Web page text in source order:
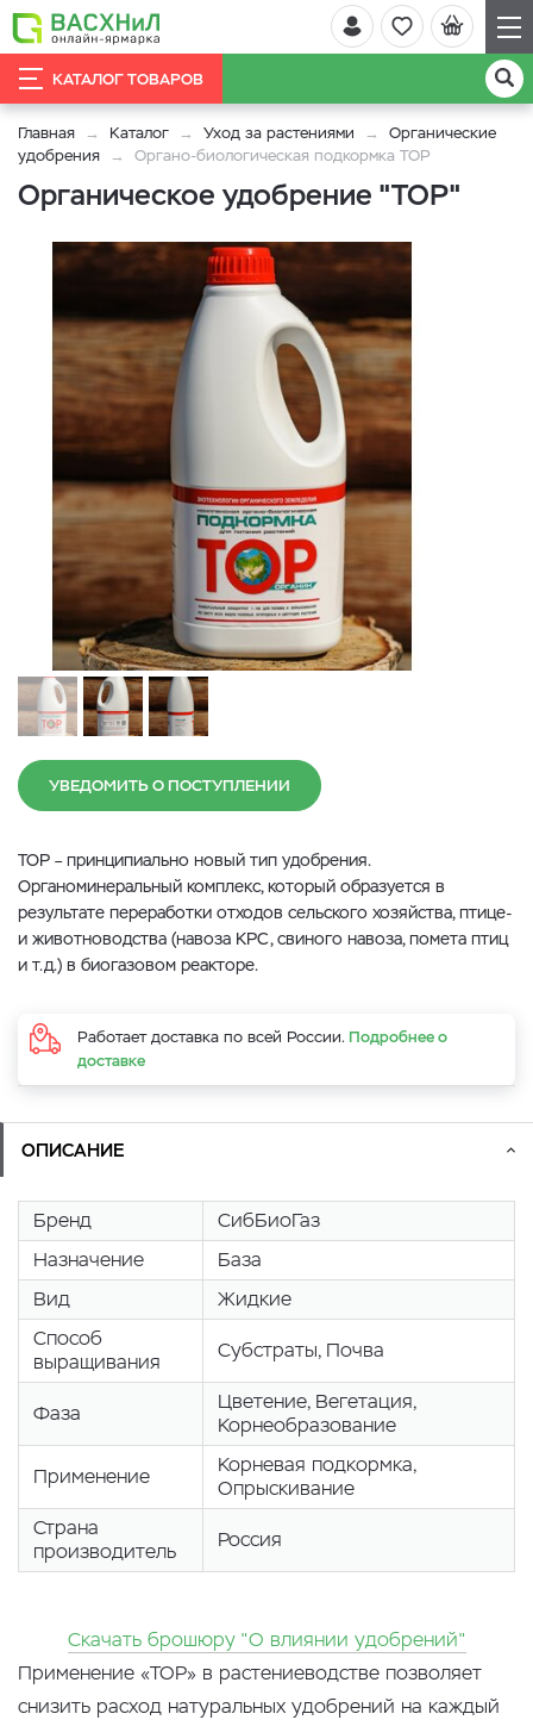
КАТАЛОГ ТОВАРОВ
Главная Каталог Уход за растениями
Органические
удобрения
Органо-биологическая подкормка ТОР
Органическое удобрение "ТОР"
УВЕДОМИТЬ О ПОСТУПЛЕНИИ
ТОР – принципиально новый тип удобрения.
Органоминеральный комплекс, который образуется в
результате переработки отходов сельского хозяйства, птице-
и животноводства (навоза КРС, свиного навоза, помета птиц
и т.д.) в биогазовом реакторе.
Работает доставка по всей России. Подробнее о
доставке
ОПИСАНИЕ
Бренд
СибБиоГаз
Назначение
База
Вид
Жидкие
Способ
выращивания
Cубстраты, Почва
Фаза
Цветение, Вегетация,
Корнеобразование
Применение
Корневая подкормка,
Опрыскивание
Страна
производитель
Россия
Скачать брошюру "О влиянии удобрений"
Применение «ТОР» в растениеводстве позволяет
снизить расход натуральных удобрений на каждый